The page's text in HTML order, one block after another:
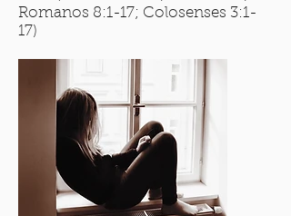
Romanos 8:1-17; Colosenses 3:1-
17)